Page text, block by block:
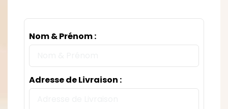
Nom & Prénom :
Adresse de Livraison :